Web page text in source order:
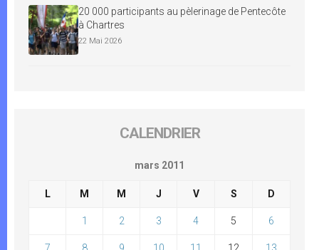
20 000 participants au pèlerinage de Pentecôte
à Chartres
22 Mai 2026
CALENDRIER
mars 2011
L M M J V S D
1 2 3 4 5 6
7 8 9 10 11 12 13